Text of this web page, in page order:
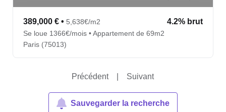
389,000 € • 5,638€/m2 4.2% brut
Se loue 1366€/mois • Appartement de 69m2
Paris (75013)
Précédent Suivant
Sauvegarder la recherche